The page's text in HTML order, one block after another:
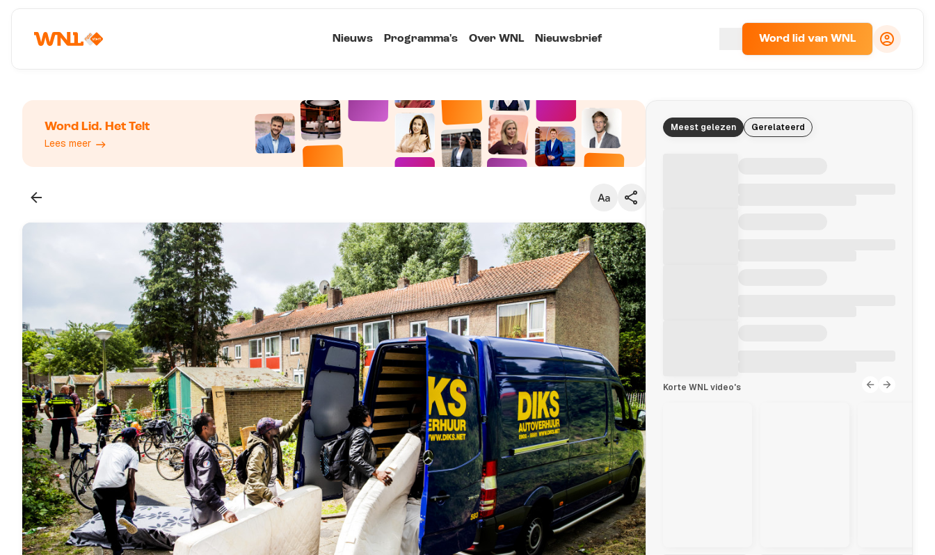
Nieuws Programma's Over WNL Nieuwsbrief Word lid van WNL
Word Lid. Het Telt
Lees meer
Klein
Standaard
Groot
Kopieer link
Meest gelezen Gerelateerd
Korte WNL video's